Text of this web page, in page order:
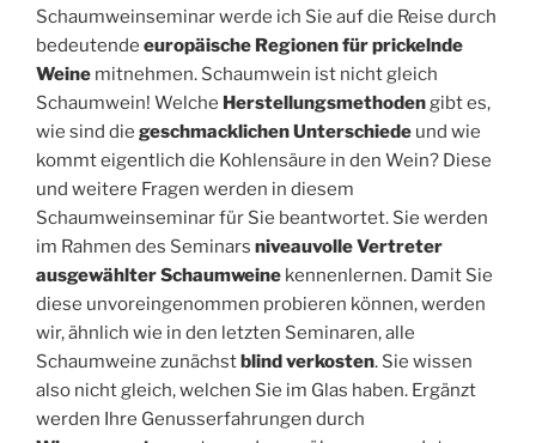
Schaumweinseminar werde ich Sie auf die Reise durch
bedeutende europäische Regionen für prickelnde
Weine mitnehmen. Schaumwein ist nicht gleich
Schaumwein! Welche Herstellungsmethoden gibt es,
wie sind die geschmacklichen Unterschiede und wie
kommt eigentlich die Kohlensäure in den Wein? Diese
und weitere Fragen werden in diesem
Schaumweinseminar für Sie beantwortet. Sie werden
im Rahmen des Seminars niveauvolleVertreter
ausgewählter Schaumweine kennenlernen. Damit Sie
diese unvoreingenommen probieren können, werden
wir, ähnlich wie in den letzten Seminaren, alle
Schaumweine zunächstblind verkosten. Sie wissen
also nicht gleich, welchen Sie im Glas haben. Ergänzt
werden Ihre Genusserfahrungen durch